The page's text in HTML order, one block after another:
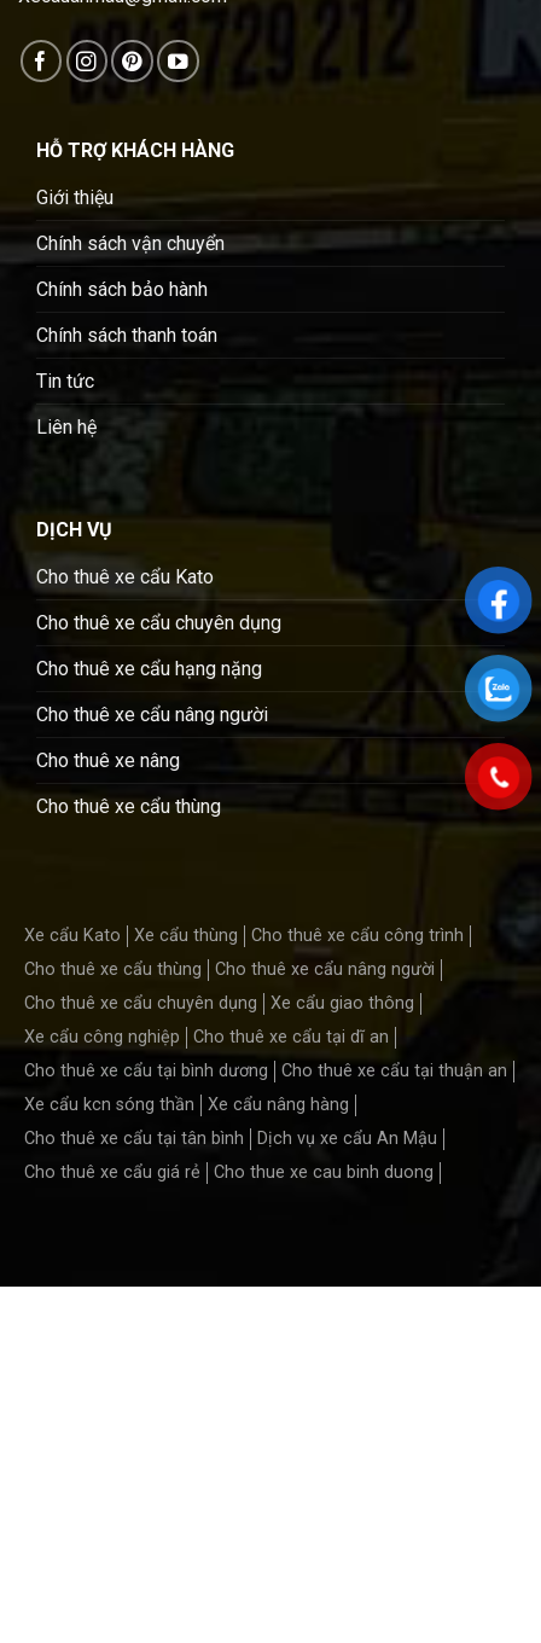
HỖ TRỢ KHÁCH HÀNG
Giới thiệu
Chính sách vận chuyển
Chính sách bảo hành
Chính sách thanh toán
Tin tức
Liên hệ
DỊCH VỤ
Cho thuê xe cẩu Kato
Cho thuê xe cẩu chuyên dụng
Cho thuê xe cẩu hạng nặng
Cho thuê xe cẩu nâng người
Cho thuê xe nâng
Cho thuê xe cẩu thùng
Xe cẩu Kato Xe cẩu thùng
Cho thuê xe cẩu công trình
Cho thuê xe cẩu thùng
Cho thuê xe cẩu nâng người
Cho thuê xe cẩu chuyên dụng
Xe cẩu giao thông
Xe cẩu công nghiệp
Cho thuê xe cẩu tại dĩ an
Cho thuê xe cẩu tại bình dương
Cho thuê xe cẩu tại thuận an
Xe cẩu kcn sóng thần
Xe cẩu nâng hàng
Cho thuê xe cẩu tại tân bình
Dịch vụ xe cẩu An Mậu
Cho thuê xe cẩu giá rẻ
Cho thue xe cau binh duong